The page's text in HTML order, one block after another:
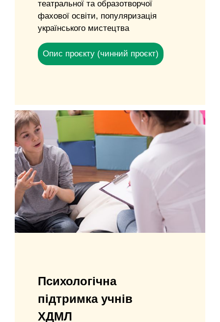
театральної та образотворчої
фахової освіти, популяризація
українського мистецтва
Опис проєкту (чинний проєкт)
Психологічна
підтримка учнів
ХДМЛ